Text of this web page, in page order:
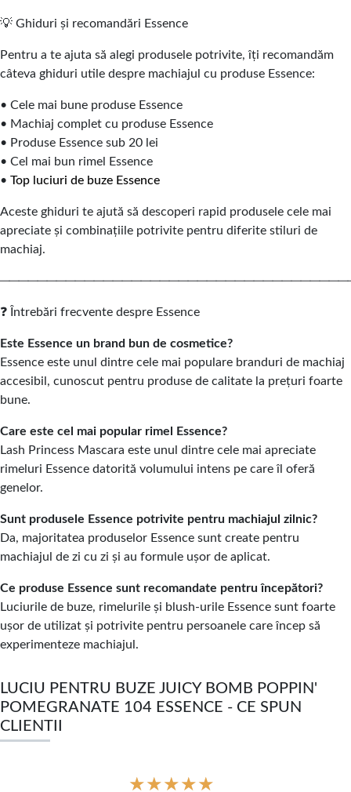
💡 Ghiduri și recomandări Essence
Pentru a te ajuta să alegi produsele potrivite, îți recomandăm
câteva ghiduri utile despre machiajul cu produse Essence:
• Cele mai bune produse Essence
• Machiaj complet cu produse Essence
• Produse Essence sub 20 lei
• Cel mai bun rimel Essence
• Top luciuri de buze Essence
Aceste ghiduri te ajută să descoperi rapid produsele cele mai
apreciate și combinațiile potrivite pentru diferite stiluri de
machiaj.
❓ Întrebări frecvente despre Essence
Este Essence un brand bun de cosmetice?
Essence este unul dintre cele mai populare branduri de machiaj
accesibil, cunoscut pentru produse de calitate la prețuri foarte
bune.
Care este cel mai popular rimel Essence?
Lash Princess Mascara este unul dintre cele mai apreciate
rimeluri Essence datorită volumului intens pe care îl oferă
genelor.
Sunt produsele Essence potrivite pentru machiajul zilnic?
Da, majoritatea produselor Essence sunt create pentru
machiajul de zi cu zi și au formule ușor de aplicat.
Ce produse Essence sunt recomandate pentru începători?
Luciurile de buze, rimelurile și blush-urile Essence sunt foarte
ușor de utilizat și potrivite pentru persoanele care încep să
experimenteze machiajul.
LUCIU PENTRU BUZE JUICY BOMB POPPIN'
POMEGRANATE 104 ESSENCE - CE SPUN
CLIENTII